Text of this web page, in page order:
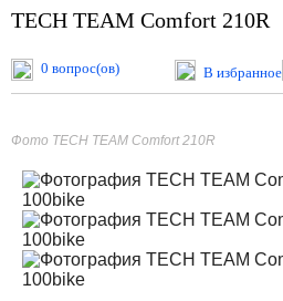
TECH TEAM Comfort 210R
0 вопрос(ов) В избранное
Фото TECH TEAM Comfort 210R